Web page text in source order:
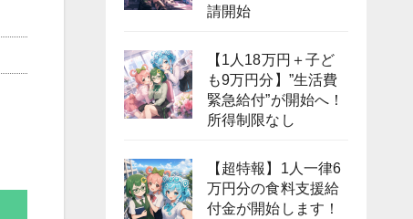
請開始
【1人18万円＋子ど
も9万円分】”生活費
緊急給付”が開始へ！
所得制限なし
【超特報】1人一律6
万円分の食料支援給
付金が開始します！